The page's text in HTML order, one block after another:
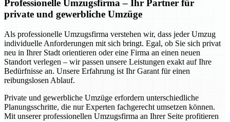
Professionelle Umzugsfirma – Ihr Partner für
private und gewerbliche Umzüge
Als professionelle Umzugsfirma verstehen wir, dass jeder Umzug
individuelle Anforderungen mit sich bringt. Egal, ob Sie sich privat
neu in Ihrer Stadt orientieren oder eine Firma an einen neuen
Standort verlegen – wir passen unsere Leistungen exakt auf Ihre
Bedürfnisse an. Unsere Erfahrung ist Ihr Garant für einen
reibungslosen Ablauf.
Private und gewerbliche Umzüge erfordern unterschiedliche
Planungsschritte, die nur Experten fachgerecht umsetzen können.
Mit unserer professionellen Umzugsfirma an Ihrer Seite profitieren